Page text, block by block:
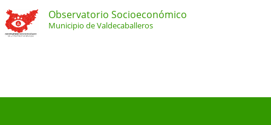
Observatorio Socioeconómico
Municipio de Valdecaballeros